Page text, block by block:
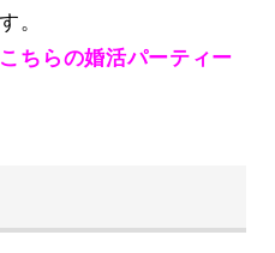
。
ちらの婚活パーティー